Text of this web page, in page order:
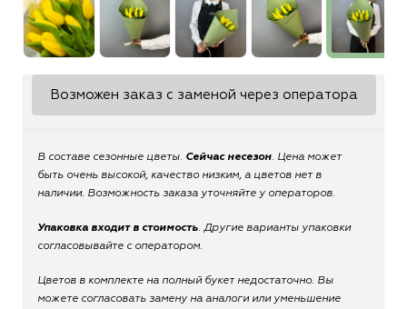
В составе сезонные цветы. Сейчас несезон. Цена может
быть очень высокой, качество низким, а цветов нет в
наличии. Возможность заказа уточняйте у операторов.
Упаковка входит в стоимость. Другие варианты упаковки
согласовывайте с оператором.
Цветов в комплекте на полный букет недостаточно. Вы
можете согласовать замену на аналоги или уменьшение
Возможен заказ с заменой через оператора